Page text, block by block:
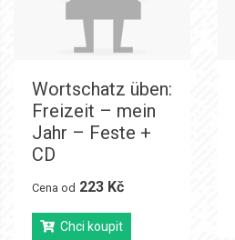
Wortschatz üben:
Freizeit – mein
Jahr – Feste +
CD
Cena od 223 Kč
Chci koupit